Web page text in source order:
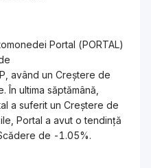
Portal (PORTAL)
având un Creștere de
ultima săptămână,
a suferit un Creștere de
Portal a avut o tendință
de -1.05%.